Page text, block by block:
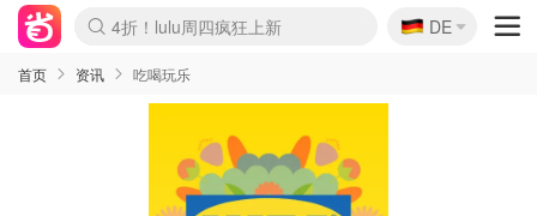
Boticinal 夏促开抢！
4折！lulu周四疯狂上新
还没结束！&OtherStories大促
Joybuy变相75折 随时失效
速领！Stanley独家85折
疑似霸哥！Camper额外叠85折
Zalando 奥莱闪促！每日更新
Moncler反季囤！5折起+叠9折
Coach Brooklyn仅€192
🇩🇪
DE
首页 资讯 吃喝玩乐